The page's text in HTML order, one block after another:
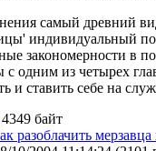
самый древний
индивидуальный
закономерности в
с одним из четырех
и ставить себе на
4349 байт
разоблачить